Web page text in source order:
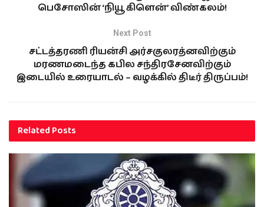
பெசோஸின் ‘நியூ கிளென்’ விண்கலம்!
Next Post
சட்டத்தரணி ரியன்சி அர்சகுலரத்னவிற்கும்
மரணமடைந்த கபில சந்திரசேனவிற்கும்
இடையில் உரையாடல் – வழக்கில் திடீர் திருப்பம்!
RelatedPosts